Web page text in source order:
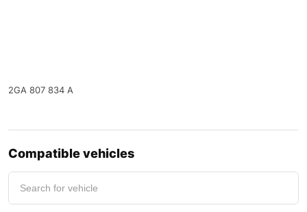
2GA 807 834 A
Compatible vehicles